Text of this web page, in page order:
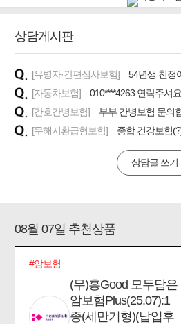
#임플란트, 치
#바뀌기전에 4
상담게시판
[유병자·간편심사보험]
54년생 친정
[자동차보험]
010****4263 연락주셔요
[간호간병보험]
부부 간병보험 문의
[무해지환급형보험]
종합 건강보험
상담글 쓰기
08월 07일 추천상품
#암보험
(무)흥Good 모두담은
암보험Plus(25.07):1
종(세만기형)(납입후